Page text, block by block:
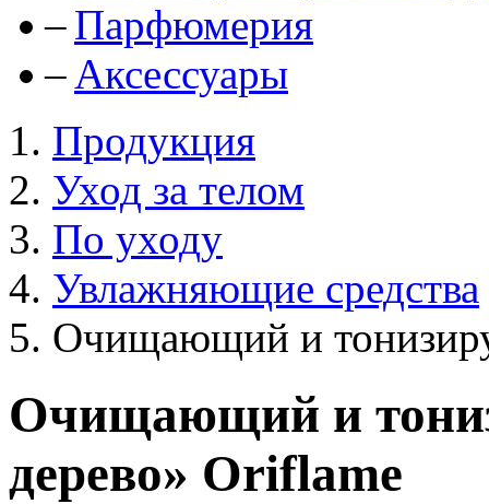
Парфюмерия
Аксессуары
Продукция
Уход за телом
По уходу
Увлажняющие средства
Очищающий и
Очищающий и
дерево» Oriflame